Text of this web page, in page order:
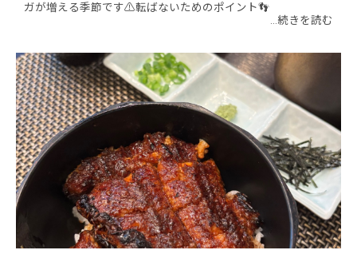
ガが増える季節です⚠️転ばないためのポイント👣
...続きを読む